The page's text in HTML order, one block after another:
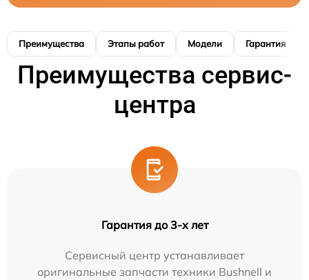
Преимущества Этапы работ Модели Гарантия
Преимущества сервис-
центра
Гарантия до 3-х лет
Сервисный центр устанавливает
оригинальные запчасти техники Bushnell и